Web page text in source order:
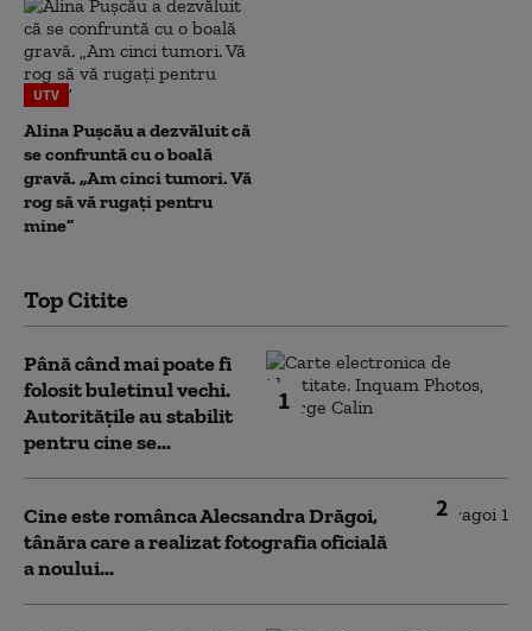
UTV
Alina Pușcău a dezvăluit că
se confruntă cu o boală
gravă. „Am cinci tumori. Vă
rog să vă rugați pentru
mine”
Top Citite
1
Până când mai poate fi
folosit buletinul vechi.
Autoritățile au stabilit
pentru cine se...
2
Cine este românca Alecsandra Drăgoi,
tânăra care a realizat fotografia oficială
a noului...